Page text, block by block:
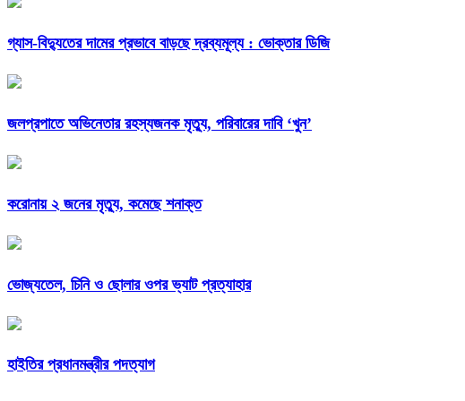
গ্যাস-বিদ্যুতের দামের প্রভাবে বাড়ছে দ্রব্যমূল্য : ভোক্তার ডিজি
জলপ্রপাতে অভিনেতার রহস্যজনক মৃত্যু, পরিবারের দাবি ‘খুন’
করোনায় ২ জনের মৃত্যু, কমেছে শনাক্ত
ভোজ্যতেল, চিনি ও ছোলার ওপর ভ্যাট প্রত্যাহার
হাইতির প্রধানমন্ত্রীর পদত্যাগ